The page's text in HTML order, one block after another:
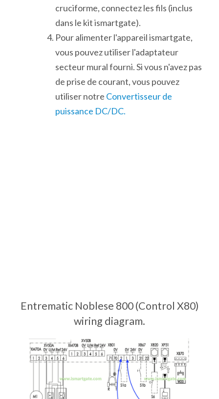
cruciforme, connectez les fils (inclus
dans le kit ismartgate).
Pour alimenter l'appareil ismartgate,
vous pouvez utiliser l'adaptateur
secteur mural fourni. Si vous n'avez pas
de prise de courant, vous pouvez
utiliser notre Convertisseur de
puissance DC/DC.
Entrematic Noblese 800 (Control X80)
wiring diagram.